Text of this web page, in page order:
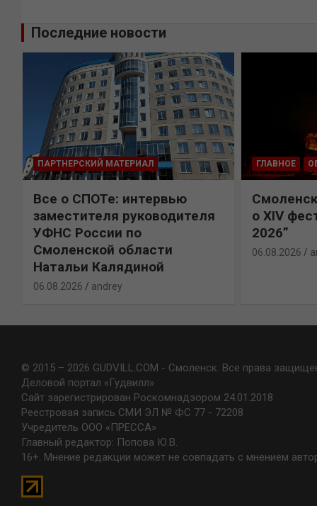
Последние новости
ПАРТНЕРСКИЙ МАТЕРИАЛ
Все о СПОТе: интервью
заместителя руководителя
УФНС России по
Смоленской области
Натальи Калядиной
06.08.2026 andrey
ГЛАВНОЕ
о XIV
2026”
06.08.2026
© 2015 – 2026 GUDVILL.COM - Смоленск. Все права
Деловой портал «Гудвилл»
Сайт зарегистрирован Роскомнадзором 24.01.2018
Реестровая запись СМИ ЭЛ № ФС 77 - 72208
Учредитель ООО «ПРЕССА»
Главный редактор: Попова Ю.В.
16+. Мнение редакции может не совпадать с мнением